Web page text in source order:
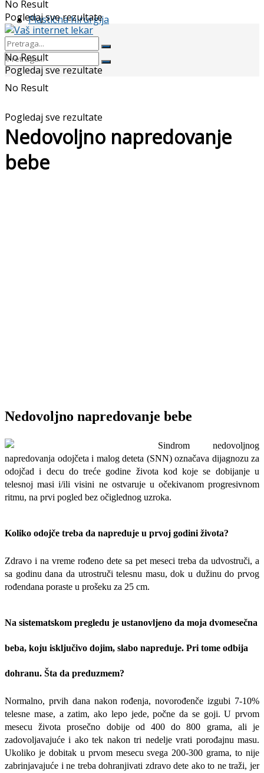
Plastična hirurgija
No Result
Pogledaj sve rezultate
No Result
Pogledaj sve rezultate
No Result
Pogledaj sve rezultate
Nedovoljno napredovanje
bebe
Nedovoljno napredovanje bebe
Sindrom nedovoljnog
napredovanja odojčeta i malog deteta (SNN) označava dijagnozu za
odojčad i decu do treće godine života kod koje se dobijanje u
telesnoj masi i/ili visini ne ostvaruje u očekivanom progresivnom
ritmu, na prvi pogled bez očiglednog uzroka.
Koliko odojče treba da napreduje u prvoj godini života?
Zdravo i na vreme rođeno dete sa pet meseci treba da udvostruči, a
sa godinu dana da utrostruči telesnu masu, dok u dužinu do prvog
rođendana poraste u prošeku za 25 cm.
Na sistematskom pregledu je ustanovljeno da moja dvomesečna
beba, koju isključivo dojim, slabo napreduje. Pri tome odbija
dohranu. Šta da preduzmem?
Normalno, prvih dana nakon rođenja, novorođenče izgubi 7-10%
telesne mase, a zatim, ako lepo jede, počne da se goji. U prvom
mesecu života prosečno dobije od 400 do 800 grama, ali je
zadovoljavajuće i ako tek nakon tri nedelje vrati porođajnu masu.
Ukoliko je dobitak u prvom mesecu svega 200-300 grama, to nije
zabrinjavajuće i ne treba dohranjivati zdravo dete ako to ne traži, jer